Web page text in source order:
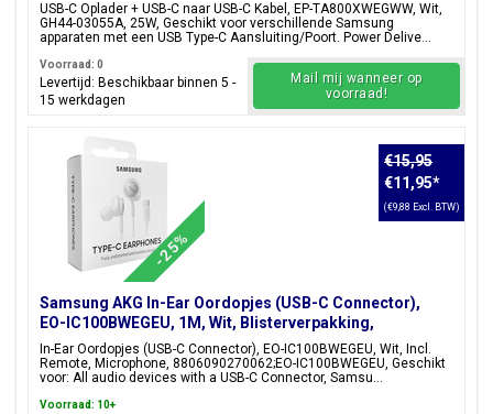
USB-C Oplader + USB-C naar USB-C Kabel, EP-TA800XWEGWW, Wit,
GH44-03055A, 25W, Geschikt voor verschillende Samsung
apparaten met een USB Type-C Aansluiting/Poort. Power Delive...
Voorraad: 0
Levertijd: Beschikbaar binnen 5 -
15 werkdagen
Mail mij wanneer op
voorraad!
-25%
Samsung AKG In-Ear Oordopjes (USB-C Connector),
EO-IC100BWEGEU, 1M, Wit, Blisterverpakking,
8806090270062;EO-IC100BWEGEU
In-Ear Oordopjes (USB-C Connector), EO-IC100BWEGEU, Wit, Incl.
Remote, Microphone, 8806090270062;EO-IC100BWEGEU, Geschikt
voor: All audio devices with a USB-C Connector, Samsu...
€15,95
€11,95*
(€9,88 Excl. BTW)
Voorraad: 10+